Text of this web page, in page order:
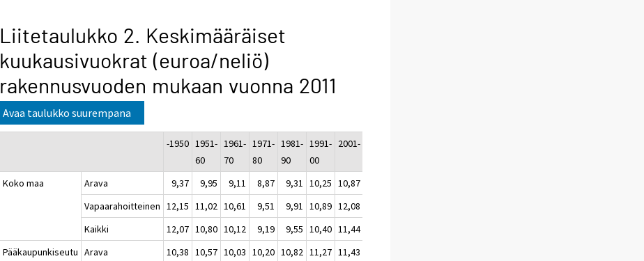
Liitetaulukko 2. Keskimääräiset
kuukausivuokrat (euroa/neliö)
rakennusvuoden mukaan vuonna 2011
Avaa taulukko suurempana
-1950 1951-
60
1961-
70
1971-
80
1981-
90
1991-
00
2001-
Koko maa Arava 9,37 9,95 9,11 8,87 9,31 10,25 10,87
Vapaarahoitteinen 12,15 11,02 10,61 9,51 9,91 10,89 12,08
Kaikki
12,07 10,80 10,12 9,19 9,55 10,40 11,44
Pääkaupunkiseutu Arava 10,38 10,57 10,03 10,20 10,82 11,27 11,43